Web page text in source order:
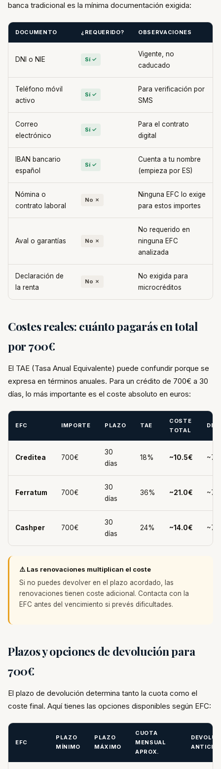
banca tradicional es la mínima documentación exigida:
DOCUMENTO ¿REQUERIDO? OBSERVACIONES
DNI o NIE Sí ✓
Vigente, no
caducado
Teléfono móvil
activo
Sí ✓
Para verificación por
SMS
Correo
electrónico
Sí ✓
Para el contrato
digital
IBAN bancario
español
Sí ✓
Cuenta a tu nombre
(empieza por ES)
Nómina o
contrato laboral
No ✗
Ninguna EFC lo exige
para estos importes
Aval o garantías No ✗
No requerido en
ninguna EFC
analizada
Declaración de
la renta
No ✗
No exigida para
microcréditos
Costes reales: cuánto pagarás en total
por 700€
El TAE (Tasa Anual Equivalente) puede confundir porque se
expresa en términos anuales. Para un crédito de 700€ a 30
días, lo más importante es el coste absoluto en euros:
EFC IMPORTE PLAZO TAE
COSTE
TOTAL
Creditea 700€
30
días
18% ~10.5€
Ferratum 700€
30
días
36% ~21.0€
Cashper 700€
30
días
24% ~14.0€
⚠️ Las renovaciones multiplican el coste
Si no puedes devolver en el plazo acordado, las
renovaciones tienen coste adicional. Contacta con la
EFC antes del vencimiento si prevés dificultades.
Plazos y opciones de devolución para
700€
El plazo de devolución determina tanto la cuota como el
coste final. Aquí tienes las opciones disponibles según EFC:
EFC
PLAZO
MÍNIMO
PLAZO
MÁXIMO
CUOTA
MENSUAL
APROX.